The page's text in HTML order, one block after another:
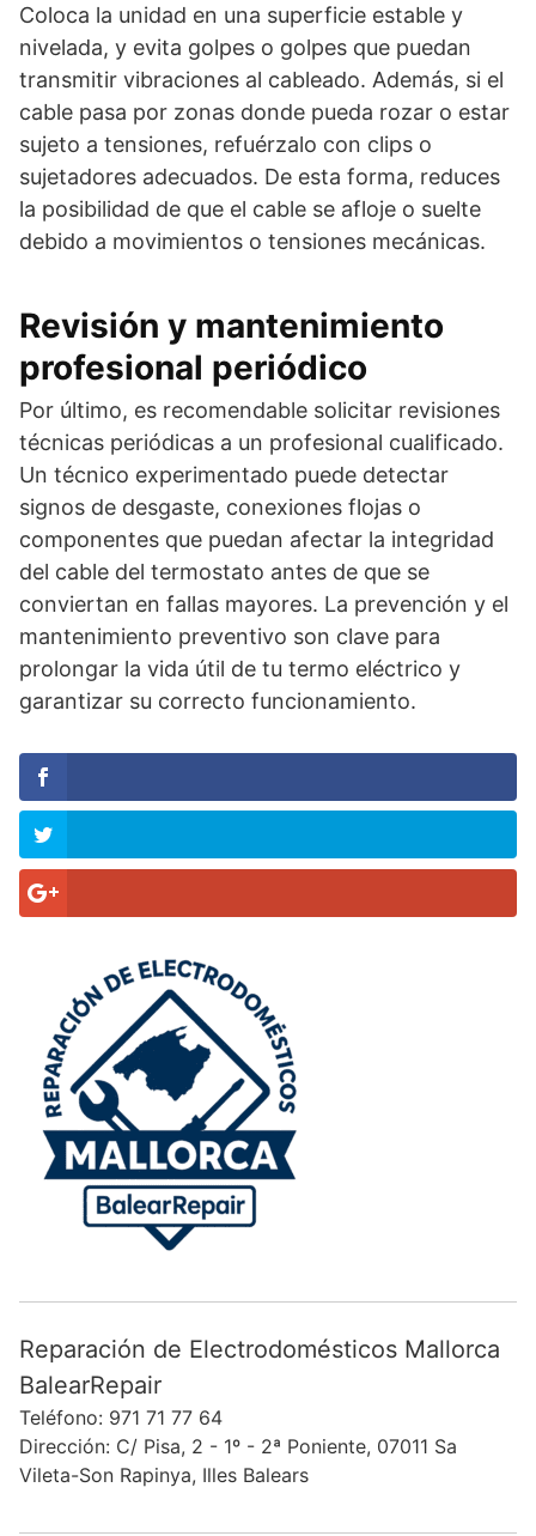
Coloca la unidad en una superficie estable y
nivelada, y evita golpes o golpes que puedan
transmitir vibraciones al cableado. Además, si el
cable pasa por zonas donde pueda rozar o estar
sujeto a tensiones, refuérzalo con clips o
sujetadores adecuados. De esta forma, reduces
la posibilidad de que el cable se afloje o suelte
debido a movimientos o tensiones mecánicas.
Revisión y mantenimiento
profesional periódico
Por último, es recomendable solicitar revisiones
técnicas periódicas a un profesional cualificado.
Un técnico experimentado puede detectar
signos de desgaste, conexiones flojas o
componentes que puedan afectar la integridad
del cable del termostato antes de que se
conviertan en fallas mayores. La prevención y el
mantenimiento preventivo son clave para
prolongar la vida útil de tu termo eléctrico y
garantizar su correcto funcionamiento.
Reparación de Electrodomésticos Mallorca
BalearRepair
Teléfono: 971 71 77 64
Dirección: C/ Pisa, 2 - 1º - 2ª Poniente, 07011 Sa
Vileta-Son Rapinya, Illes Balears